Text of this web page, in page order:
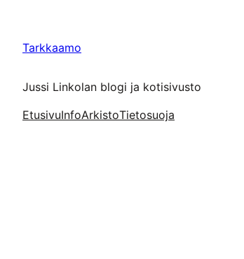
Tarkkaamo
Jussi Linkolan blogi ja kotisivusto
EtusivuInfoArkistoTietosuoja